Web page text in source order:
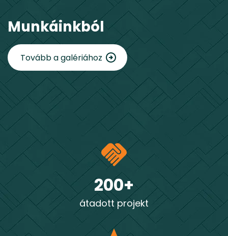
Munkáinkból
Tovább a galériához
200+
átadott projekt